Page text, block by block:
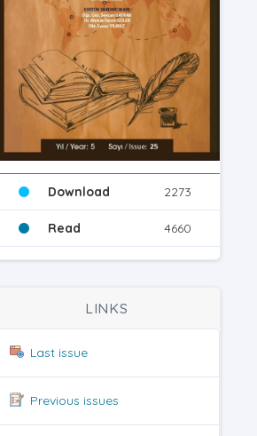
Download 2273
Read 4660
LINKS
Last issue
Previous issues